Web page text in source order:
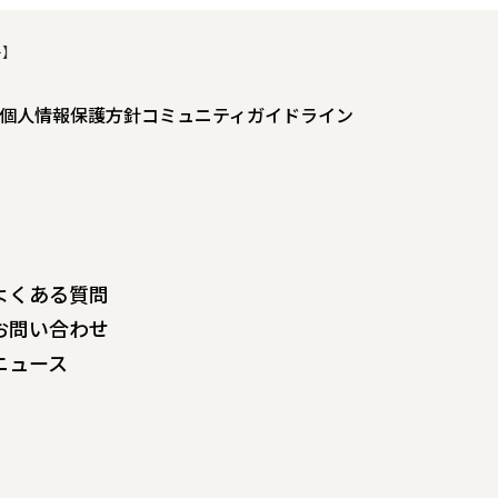
個人情報保護方針コミュニティガイドライン
くある質問
問い合わせ
ュース